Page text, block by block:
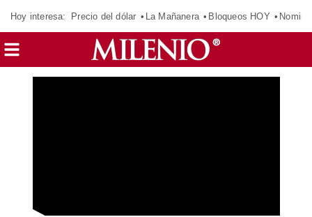
Hoy interesa: Precio del dólar La Mañanera Bloqueos HOY